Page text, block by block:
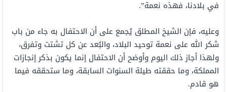
في بلادنا، فهذه نعمة”.
وعليه، فإن الشيخ المطلق يُجمع على أن الاحتفال به جاء من باب
شكر الله على نعمة توحيد البلاد، والبُعد عن كل تشتت وتفرق،
ولهذا أجاز ذلك اليوم وأوضح أن الاحتفال إنما يكون بذكر إنجازات
المملكة، وما حققته طيلة السنوات السابقة، وما ستحققه فيما
هو قادم.